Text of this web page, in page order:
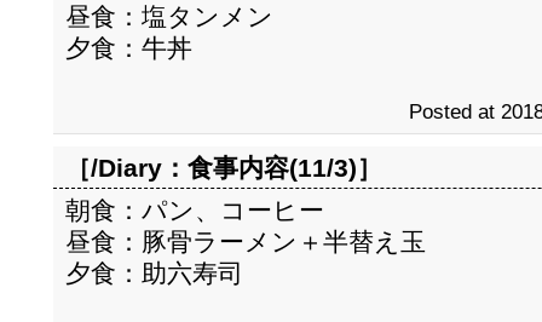
昼食：塩タンメン
夕食：牛丼
Posted at
［/Diary： 食事内容(11/3)］
朝食：パン、コーヒー
昼食：豚骨ラーメン＋半替え玉
夕食：助六寿司